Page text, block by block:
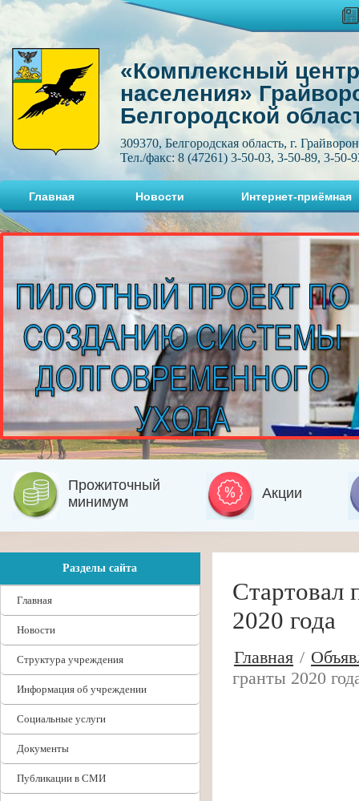
«Комплексный
населения»
Белгородской
309370, Белгородская область, г.
Тел./факс: 8 (47261) 3-50-03, 3-50-89, 3-50-
Главная Новости Интернет-приёмная
Прожиточный
минимум
Акции
Разделы сайта
Главная
Новости
Структура учреждения
Информация об учреждении
Социальные услуги
Документы
Публикации в СМИ
Стартовал
2020 года
Главная /
гранты 2020